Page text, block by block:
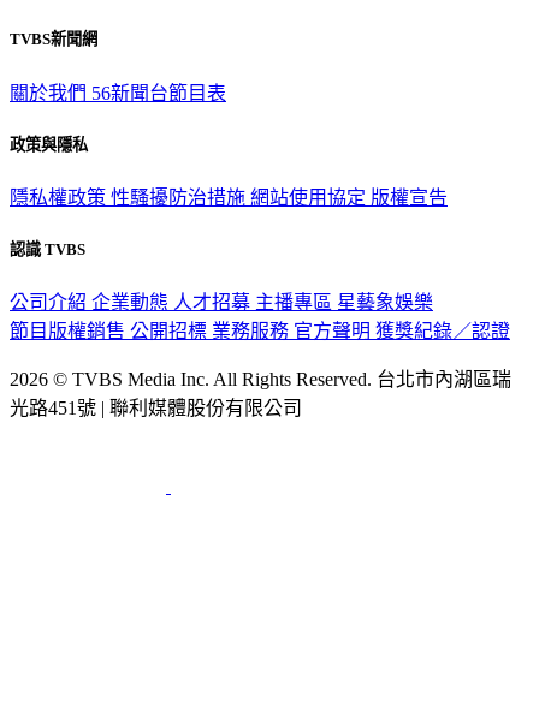
TVBS新聞網
關於我們 56新聞台節目表
政策與隱私
隱私權政策 性騷擾防治措施 網站使用協定 版權宣告
認識 TVBS
公司介紹 企業動態 人才招募 主播專區 星藝象娛樂
節目版權銷售 公開招標 業務服務 官方聲明 獲獎紀錄／認證
2026 © TVBS Media Inc. All Rights Reserved. 台北市內湖區瑞
光路451號 | 聯利媒體股份有限公司